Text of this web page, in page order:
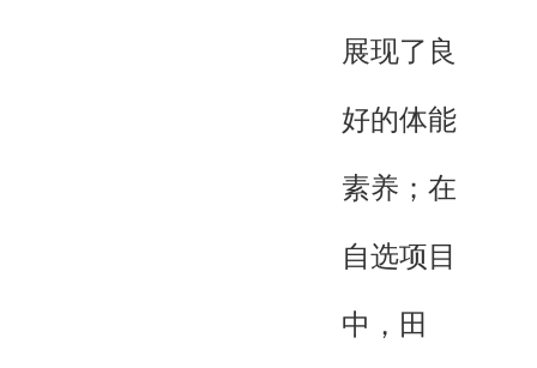
展现了良
好的体能
素养；在
自选项目
中，田